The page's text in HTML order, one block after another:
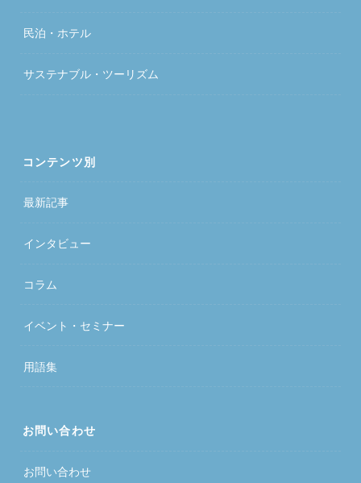
民泊・ホテル
サステナブル・ツーリズム
コンテンツ別
最新記事
インタビュー
コラム
イベント・セミナー
用語集
お問い合わせ
お問い合わせ